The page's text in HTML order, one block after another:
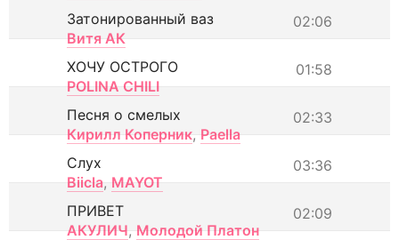
02:06
Затонированный ваз
Витя АК
01:58
ХОЧУ ОСТРОГО
POLINA CHILI
02:33
Песня о смелых
Кирилл Коперник, Paella
03:36
Слух
Biicla, MAYOT
02:09
ПРИВЕТ
АКУЛИЧ, Молодой Платон